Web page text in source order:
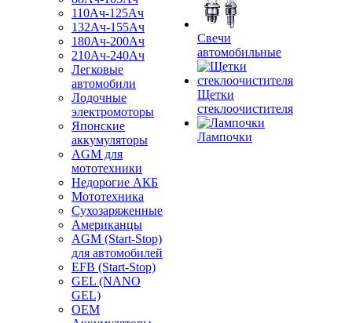
110Ач-125Ач
132Ач-155Ач
180Ач-200Ач
210Ач-240Ач
Легковые
автомобили
Лодочные
электромоторы
Японские
аккумуляторы
AGM для
мототехники
Недорогие АКБ
Мототехника
Сухозаряженные
Американцы
AGM (Start-Stop)
для автомобилей
EFB (Start-Stop)
GEL (NANO
GEL)
OEM
Свечи
автомобильные
Щетки
стеклоочистителя
Лампочки